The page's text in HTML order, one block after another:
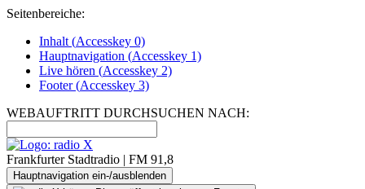
Seitenbereiche:
Inhalt (Accesskey 0)
Hauptnavigation (Accesskey 1)
Live hören (Accesskey 2)
Footer(Accesskey 3)
WEBAUFTRITT DURCHSUCHEN NACH:
Frankfurter Stadtradio | FM 91,8
Hauptnavigation ein-/ausblenden